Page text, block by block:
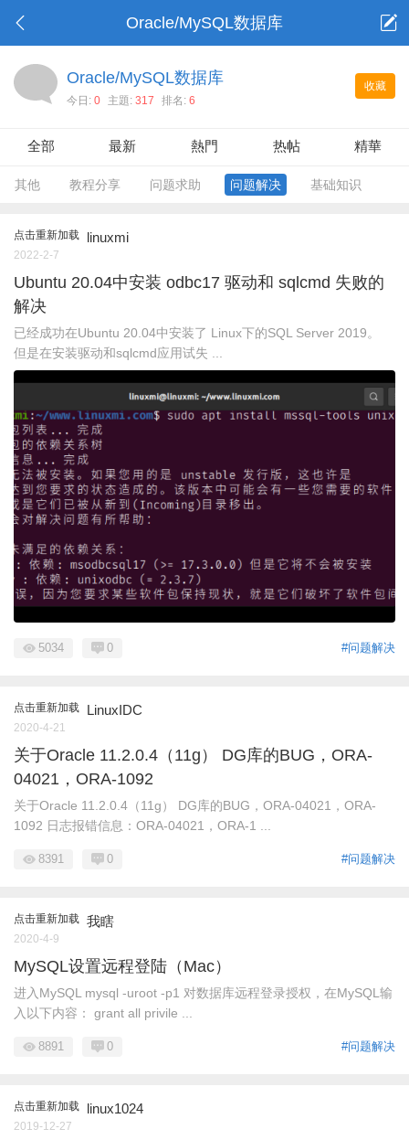
Oracle/MySQL数据库
收藏
Oracle/MySQL数据库
今日: 0 主題: 317 排名: 6
全部 最新 熱門 热帖 精華
其他 教程分享 问题求助 问题解决 基础知识
点击重新加载 linuxmi
2022-2-7
Ubuntu 20.04中安装 odbc17 驱动和 sqlcmd 失败的
解决
已经成功在Ubuntu 20.04中安装了 Linux下的SQL Server 2019。
但是在安装驱动和sqlcmd应用试失 ...
#问题解决
5034 0
点击重新加载 LinuxIDC
2020-4-21
关于Oracle 11.2.0.4（11g） DG库的BUG，ORA-
04021，ORA-1092
关于Oracle 11.2.0.4（11g） DG库的BUG，ORA-04021，ORA-
1092 日志报错信息：ORA-04021，ORA-1 ...
#问题解决
8391 0
点击重新加载 我瞎
2020-4-9
MySQL设置远程登陆（Mac）
进入MySQL mysql -uroot -p1 对数据库远程登录授权，在MySQL输
入以下内容： grant all privile ...
#问题解决
8891 0
点击重新加载 linux1024
2019-12-27